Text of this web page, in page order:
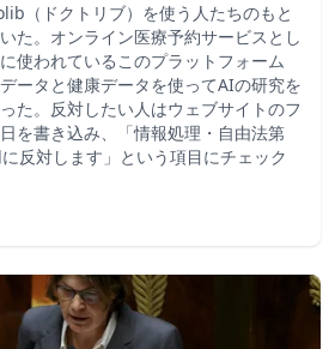
（ドクトリブ）を使う人たちのもと
た。オンライン医療予約サービスとし
使われているこのプラットフォーム
ータと健康データを使ってAIの研究を
た。反対したい人はウェブサイトのフ
を書き込み、「情報処理・自由法第
反対します」という項目にチェック